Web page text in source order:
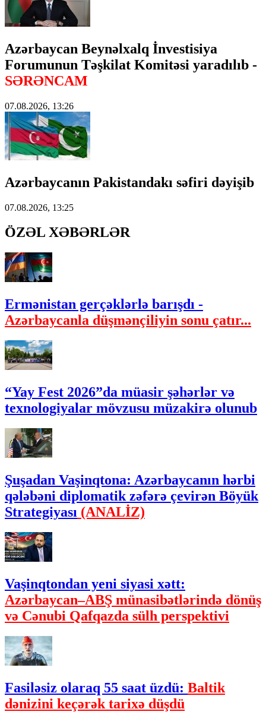
Azərbaycan Beynəlxalq İnvestisiya
Forumunun Təşkilat Komitəsi yaradılıb -
SƏRƏNCAM
07.08.2026, 13:26
Azərbaycanın Pakistandakı səfiri dəyişib
07.08.2026, 13:25
ÖZƏL XƏBƏRLƏR
Ermənistan gerçəklərlə barışdı -
Azərbaycanla düşmənçiliyin sonu çatır...
“Yay Fest 2026”da müasir şəhərlər və
texnologiyalar mövzusu müzakirə olunub
Şuşadan Vaşinqtona: Azərbaycanın hərbi
qələbəni diplomatik zəfərə çevirən Böyük
Strategiyası (ANALİZ)
Vaşinqtondan yeni siyasi xətt:
Azərbaycan–ABŞ münasibətlərində dönüş
və Cənubi Qafqazda sülh perspektivi
Fasiləsiz olaraq 55 saat üzdü: Baltik
dənizini keçərək tarixə düşdü